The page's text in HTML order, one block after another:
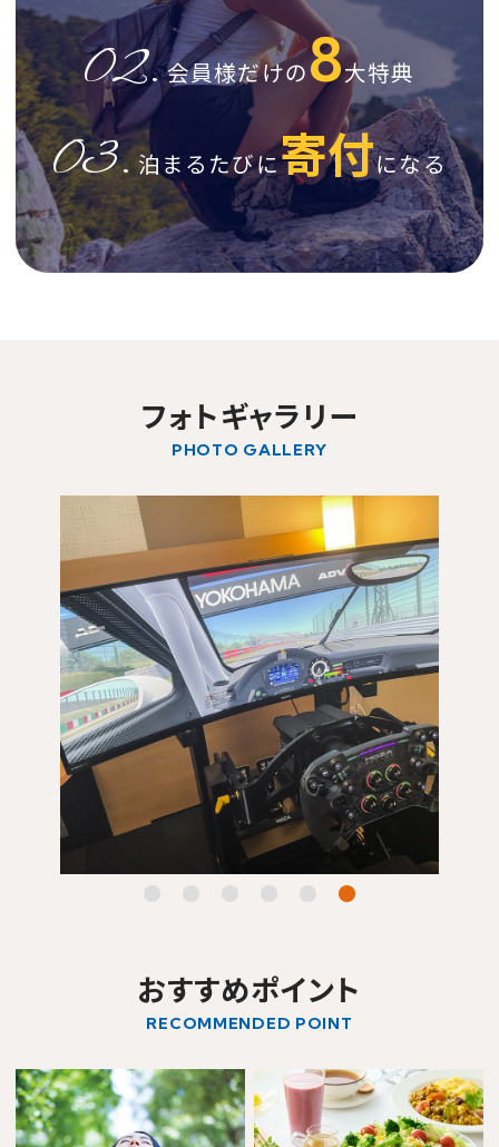
02. 会員様だけの8大特典
03. 泊まるたびに寄付になる
フォトギャラリー
PHOTO GALLERY
おすすめポイント
RECOMMENDED POINT